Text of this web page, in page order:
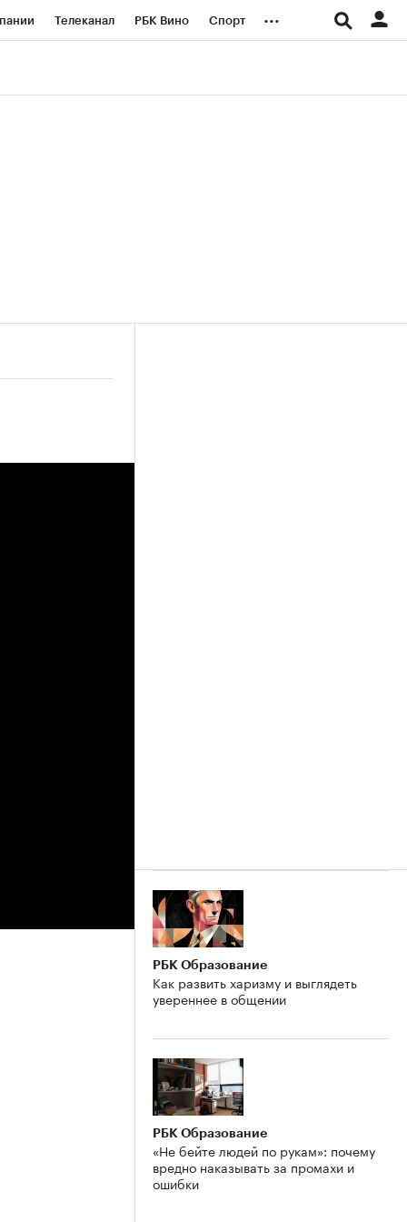
Телеканал РБК Вино Спорт ...
РБК Образование
Как развить харизму и выглядеть
увереннее в общении
РБК Образование
«Не бейте людей по рукам»: почему
вредно наказывать за промахи и
ошибки